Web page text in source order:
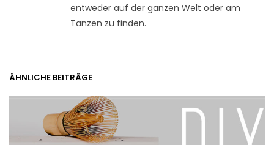
entweder auf der ganzen Welt oder am
Tanzen zu finden.
ÄHNLICHE BEITRÄGE